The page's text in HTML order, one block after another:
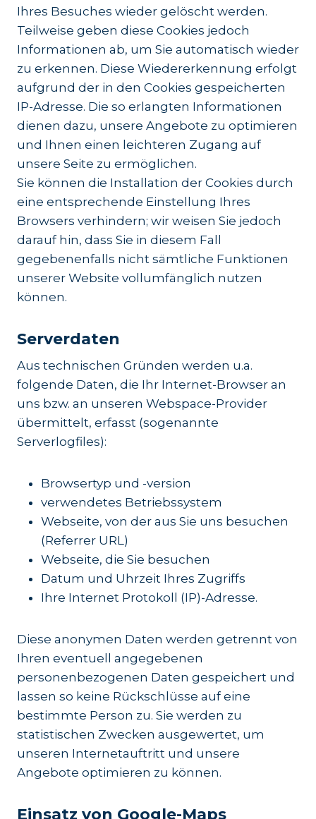
Ihres Besuches wieder gelöscht werden.
Teilweise geben diese Cookies jedoch
Informationen ab, um Sie automatisch wieder
zu erkennen. Diese Wiedererkennung erfolgt
aufgrund der in den Cookies gespeicherten
IP-Adresse. Die so erlangten Informationen
dienen dazu, unsere Angebote zu optimieren
und Ihnen einen leichteren Zugang auf
unsere Seite zu ermöglichen.
Sie können die Installation der Cookies durch
eine entsprechende Einstellung Ihres
Browsers verhindern; wir weisen Sie jedoch
darauf hin, dass Sie in diesem Fall
gegebenenfalls nicht sämtliche Funktionen
unserer Website vollumfänglich nutzen
können.
Serverdaten
Aus technischen Gründen werden u.a.
folgende Daten, die Ihr Internet-Browser an
uns bzw. an unseren Webspace-Provider
übermittelt, erfasst (sogenannte
Serverlogfiles):
Browsertyp und -version
verwendetes Betriebssystem
Webseite, von der aus Sie uns besuchen
(Referrer URL)
Webseite, die Sie besuchen
Datum und Uhrzeit Ihres Zugriffs
Ihre Internet Protokoll (IP)-Adresse.
Diese anonymen Daten werden getrennt von
Ihren eventuell angegebenen
personenbezogenen Daten gespeichert und
lassen so keine Rückschlüsse auf eine
bestimmte Person zu. Sie werden zu
statistischen Zwecken ausgewertet, um
unseren Internetauftritt und unsere
Angebote optimieren zu können.
Einsatz von Google-Maps